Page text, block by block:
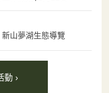
新山夢湖生態導覽
動 ›